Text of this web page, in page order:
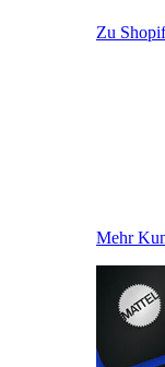
Zu
Mehr